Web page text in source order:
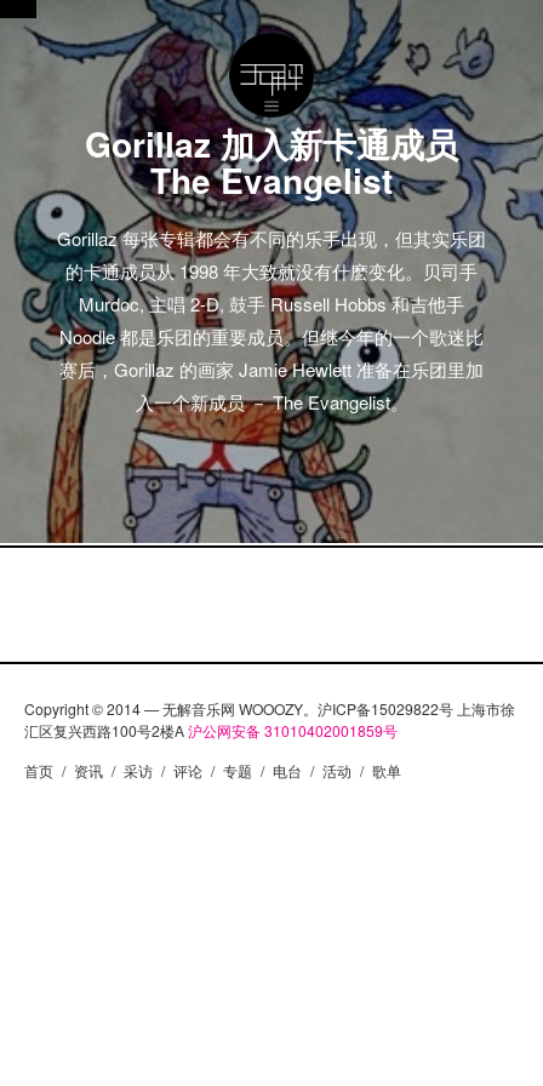
Gorillaz 加入新卡通成员
The Evangelist
Gorillaz 每张专辑都会有不同的乐手出现，但其实乐团
的卡通成员从 1998 年大致就没有什麽变化。贝司手
Murdoc, 主唱 2-D, 鼓手 Russell Hobbs 和吉他手
Noodle 都是乐团的重要成员。但继今年的一个歌迷比
赛后，Gorillaz 的画家 Jamie Hewlett 准备在乐团里加
入一个新成员 － The Evangelist。
Copyright © 2014 — 无解音乐网 WOOOZY。沪ICP备15029822号 上海市徐
汇区复兴西路100号2楼A沪公网安备 31010402001859号
首页 / 资讯 / 采访 / 评论 / 专题 / 电台 / 活动 / 歌单